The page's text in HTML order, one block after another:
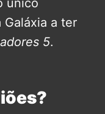
único
Galáxia a ter
5.